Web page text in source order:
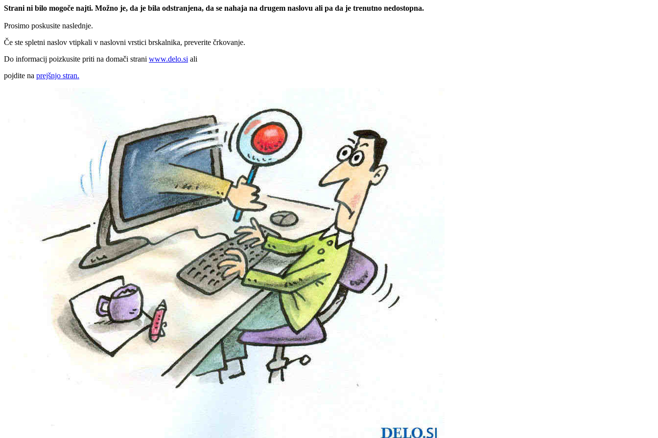
Strani ni bilo mogoče najti. Možno je, da je bila odstranjena, da se nahaja na drugem naslovu ali pa da je trenutno nedostopna.
Prosimo poskusite naslednje.
Če ste spletni naslov vtipkali v naslovni vrstici brskalnika, preverite črkovanje.
Do informacij poizkusite priti na domači strani www.delo.si ali
pojdite na prejšnjo stran.